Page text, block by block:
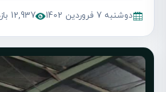
دوشنبه 7 فروردین 1402 12,937 بازدید